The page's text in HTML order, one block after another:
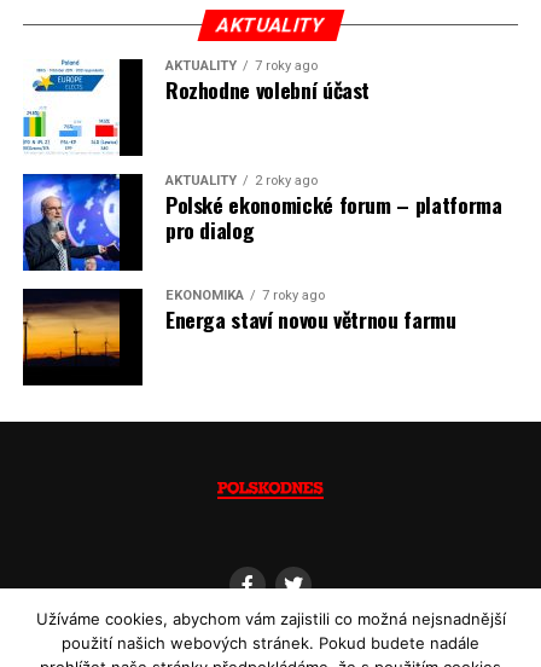
možná vozit své hnědé uhlí. ČEZ bude také spokojen –
škrtnutím 7 % elektřiny znamená totiž pro Polsko zcela
neplánované a nečekané skokové zvýšení závislosti na
dovozu elektřiny už od roku 2027.
(psáno pro info.cz)
AKTUALITY
AKTUALITY 7 roky ago
Rozhodne volební účast
AKTUALITY 2 roky ago
Polské ekonomické forum – platforma
pro dialog
EKONOMIKA 7 roky ago
Energa staví novou větrnou farmu
Užíváme cookies, abychom vám zajistili co možná nejsnadnější
použití našich webových stránek. Pokud budete nadále